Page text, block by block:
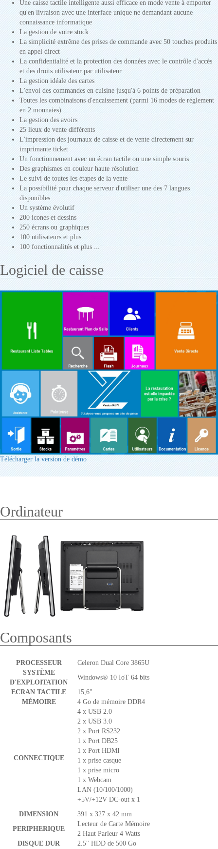
Une caisse tactile intelligente aussi efficace en mode vente à emporter
qu'en livraison avec une interface unique ne demandant aucune
connaissance informatique
La gestion de votre stock
La simplicité extrême des prises de commande avec 50 touches produits
en appel direct
La confidentialité et la protection des données avec le contrôle d'accès
et des droits utilisateur par utilisateur
La gestion idéale des cartes
L'envoi des commandes en cuisine jusqu'à 6 points de préparation
Toutes les combinaisons d'encaissement (parmi 16 modes de réglement
en 2 monnaies)
La gestion des avoirs
25 lieux de vente différents
L'impression des journaux de caisse et de vente directement sur
imprimante ticket
Un fonctionnement avec un écran tactile ou une simple souris
Des graphismes en couleur haute résolution
Le suivi de toutes les étapes de la vente
La possibilité pour chaque serveur d'utiliser une des 7 langues
disponibles
Un système évolutif
200 icones et dessins
250 écrans ou graphiques
100 utilisateurs et plus ...
100 fonctionnalités et plus ...
Logiciel de caisse
Télécharger la version de démo
Ordinateur
Composants
PROCESSEUR
Celeron Dual Core 3865U
SYSTÈME
D'EXPLOITATION
Windows® 10 IoT 64 bits
ECRAN TACTILE
15,6"
MÉMOIRE
4 Go de mémoire DDR4
CONNECTIQUE
4 x USB 2.0
2 x USB 3.0
2 x Port RS232
1 x Port DB25
1 x Port HDMI
1 x prise casque
1 x prise micro
1 x Webcam
LAN (10/100/1000)
+5V/+12V DC-out x 1
DIMENSION
391 x 327 x 42 mm
PERIPHERIQUE
Lecteur de Carte Mémoire
2 Haut Parleur 4 Watts
DISQUE DUR
2.5" HDD de 500 Go